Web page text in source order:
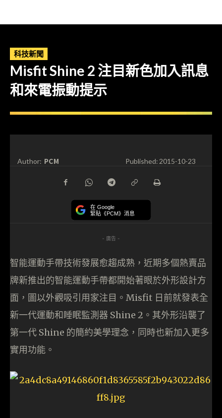
科技新聞
Misfit Shine 2 注目新色加入訊息
和來電振動提示
Author: PCM Published:2015-10-23
在 Google
緊貼《PCM》消息
- 廣告 -
智能運動手帶技術發展愈趨成熟，近期多個熱賣品
牌新推出的智能運動手帶都開始著眼於外形設計方
面，圖以外觀吸引用家注目。Misfit 日前就發表全
新一代運動和睡眠監測器 Shine 2。其外形沿襲了
第一代 Shine 的簡約美學理念，同時也新加入更多
實用功能。